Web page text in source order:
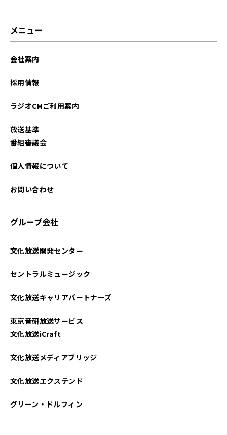
メニュー
会社案内
採用情報
ラジオCMご利用案内
放送基準
番組審議会
個人情報について
お問い合わせ
グループ会社
文化放送開発センター
セントラルミュージック
文化放送キャリアパートナーズ
東京音研放送サービス
文化放送iCraft
文化放送メディアブリッジ
文化放送エクステンド
グリーン・ドルフィン